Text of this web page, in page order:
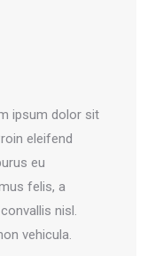
ipsum dolor sit
eleifend
eu
felis, a
nisl.
vehicula.